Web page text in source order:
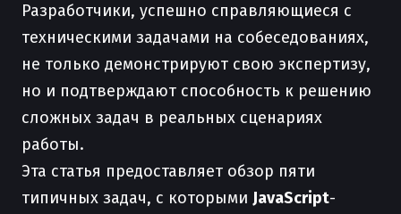
Разработчики, успешно справляющиеся с
техническими задачами на собеседованиях,
не только демонстрируют свою экспертизу,
но и подтверждают способность к решению
сложных задач в реальных сценариях
работы.
Эта статья предоставляет обзор пяти
типичных задач, с которыми JavaScript-